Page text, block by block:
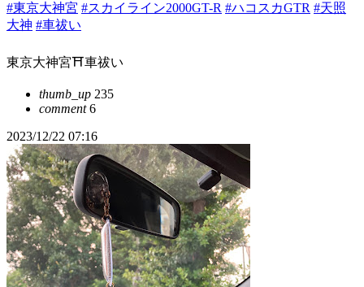
#東京大神宮 #スカイライン2000GT-R #ハコスカGTR #天照
大神 #車祓い
東京大神宮⛩️車祓い
thumb_up 235
comment6
2023/12/22 07:16